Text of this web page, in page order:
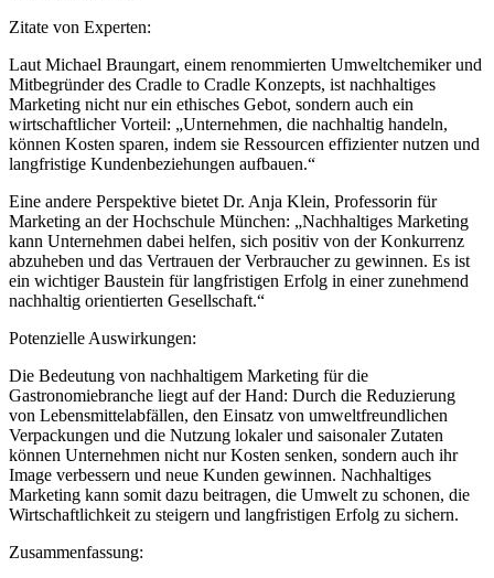
Zitate von Experten:
Laut Michael Braungart, einem renommierten Umweltchemiker und
Mitbegründer des Cradle to Cradle Konzepts, ist nachhaltiges
Marketing nicht nur ein ethisches Gebot, sondern auch ein
wirtschaftlicher Vorteil: „Unternehmen, die nachhaltig handeln,
können Kosten sparen, indem sie Ressourcen effizienter nutzen und
langfristige Kundenbeziehungen aufbauen.“
Eine andere Perspektive bietet Dr. Anja Klein, Professorin für
Marketing an der Hochschule München: „Nachhaltiges Marketing
kann Unternehmen dabei helfen, sich positiv von der Konkurrenz
abzuheben und das Vertrauen der Verbraucher zu gewinnen. Es ist
ein wichtiger Baustein für langfristigen Erfolg in einer zunehmend
nachhaltig orientierten Gesellschaft.“
Potenzielle Auswirkungen:
Die Bedeutung von nachhaltigem Marketing für die
Gastronomiebranche liegt auf der Hand: Durch die Reduzierung
von Lebensmittelabfällen, den Einsatz von umweltfreundlichen
Verpackungen und die Nutzung lokaler und saisonaler Zutaten
können Unternehmen nicht nur Kosten senken, sondern auch ihr
Image verbessern und neue Kunden gewinnen. Nachhaltiges
Marketing kann somit dazu beitragen, die Umwelt zu schonen, die
Wirtschaftlichkeit zu steigern und langfristigen Erfolg zu sichern.
Zusammenfassung: